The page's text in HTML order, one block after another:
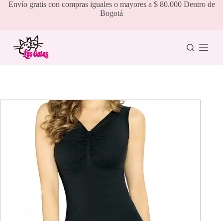
SaltarEnvío gratis con compras iguales o mayores a $ 80.000 Dentro de
Bogotá